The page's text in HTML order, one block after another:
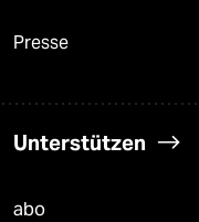
Presse
Unterstützen
abo